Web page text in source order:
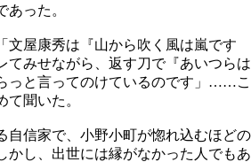
あった。
文屋康秀は『山から吹く風は嵐です
てみせながら、返す刀で『あいつらは
っと言ってのけているのです」……こ
て聞いた。
自信家で、小野小町が惚れ込むほどの
かし、出世には縁がなかった人でもあ